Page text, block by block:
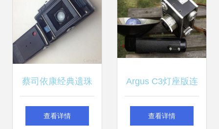
蔡司依康经典遗珠
Super Six 120折叠
查看详情
Argus C3灯座版连
手柄灯 二手摄影器
查看详情